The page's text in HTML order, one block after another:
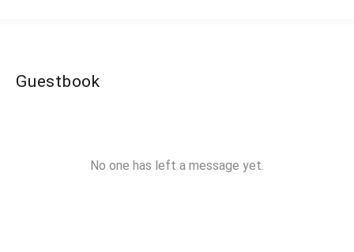
Guestbook
No one has left a message yet.